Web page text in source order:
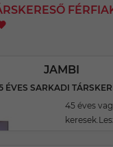
JAMBI
ÉVES SARKADI
45 éves